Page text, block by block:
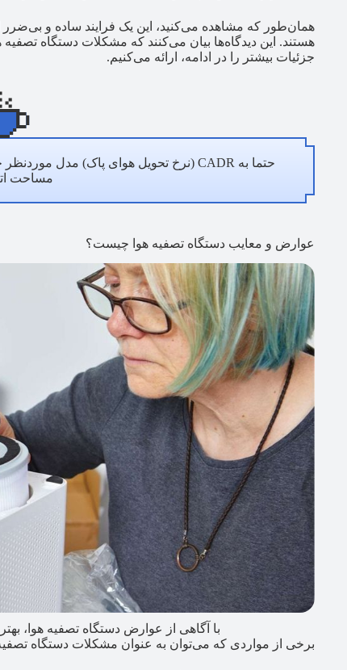
همان‌طور که مشاهده می‌کنید، این یک فرایند ساده و بی‌ضرر
هستند. این دیدگاه‌ها بیان می‌کنند که مشکلات دستگاه
جزئیات بیشتر را در ادامه، ارائه می‌کنیم.
مساحت
عوارض و معایب دستگاه تصفیه هوا چیست؟
با آگاهی از عوارض دستگاه تصفیه هوا،
برخی از مواردی که می‌توان به عنوان مشکلات دستگاه